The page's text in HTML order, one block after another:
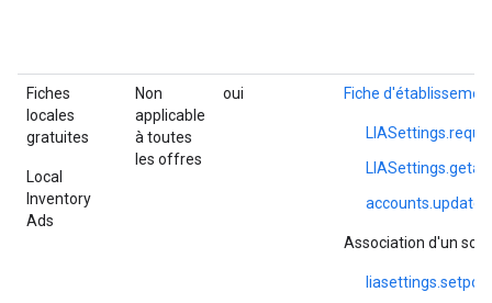
Fiches
locales
gratuites
Local
Inventory
Ads
Non
applicable
à toutes
les offres
oui Fiche
accounts.update
Association d'un